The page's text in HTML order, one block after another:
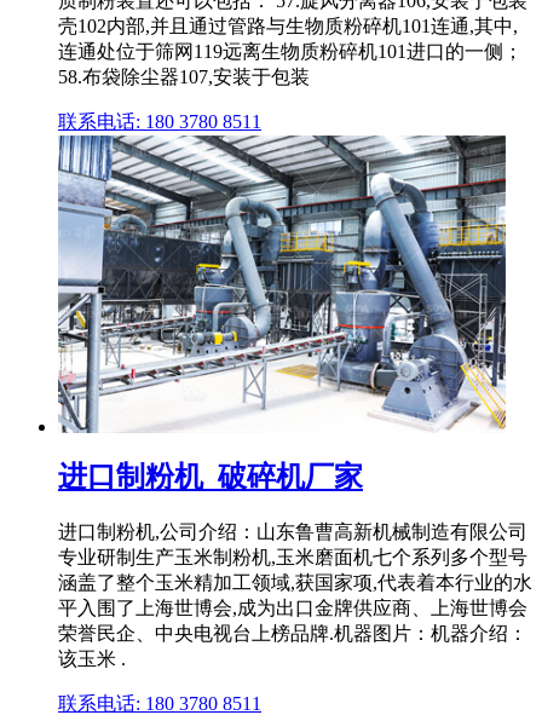
壳102内部,并且通过管路与生物质粉碎机101连通,其中,
连通处位于筛网119远离生物质粉碎机101进口的一侧；
58.布袋除尘器107,安装于包装
联系电话: 180 3780 8511
进口制粉机_破碎机厂家
进口制粉机,公司介绍：山东鲁曹高新机械制造有限公司
专业研制生产玉米制粉机,玉米磨面机七个系列多个型号
涵盖了整个玉米精加工领域,获国家项,代表着本行业的水
平入围了上海世博会,成为出口金牌供应商、上海世博会
荣誉民企、中央电视台上榜品牌.机器图片：机器介绍：
该玉米 .
联系电话: 180 3780 8511